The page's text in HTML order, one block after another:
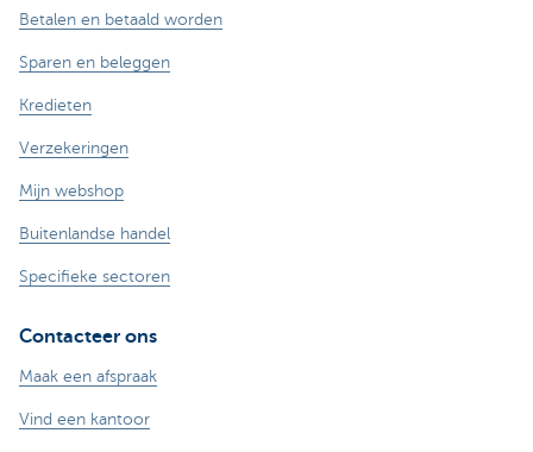
Betalen en betaald worden
Sparen en beleggen
Kredieten
Verzekeringen
Mijn webshop
Buitenlandse handel
Specifieke sectoren
Contacteer ons
Maak een afspraak
Vind een kantoor